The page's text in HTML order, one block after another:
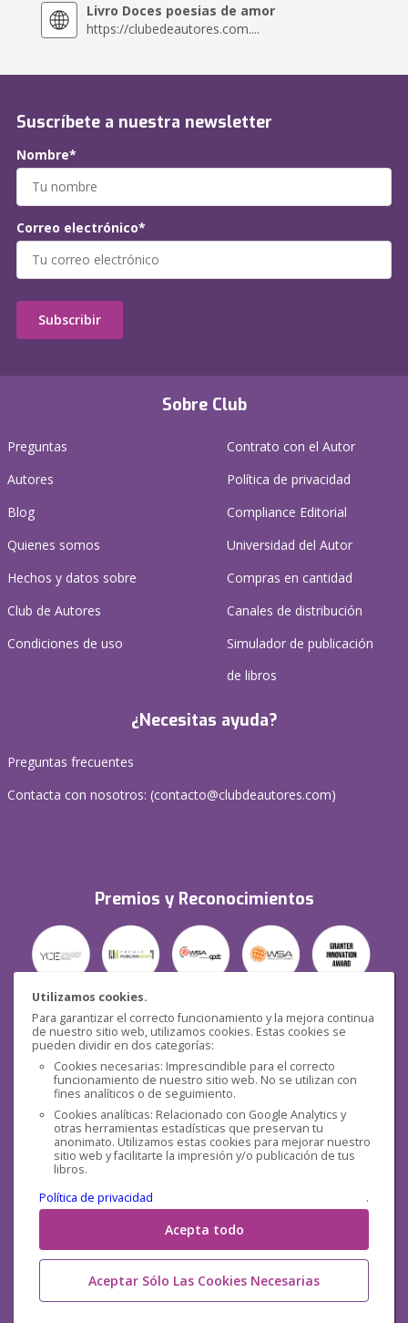
Utilizamos cookies.
Para garantizar el correcto funcionamiento y la mejora continua
de nuestro sitio web, utilizamos cookies. Estas cookies se
pueden dividir en dos categorías:
Cookies necesarias: Imprescindible para el correcto
funcionamiento de nuestro sitio web. No se utilizan con
fines analíticos o de seguimiento.
Cookies analíticas: Relacionado con Google Analytics y
otras herramientas estadísticas que preservan tu
anonimato. Utilizamos estas cookies para mejorar nuestro
sitio web y facilitarte la impresión y/o publicación de tus
libros.
Política de privacidad
.
Acepta todo
Aceptar Sólo Las Cookies Necesarias
Livro Doces poesias de amor
https://clubedeautores.com....
Sobre Club
Preguntas
Autores
Blog
Quienes somos
Hechos y datos sobre
Club de Autores
Condiciones de uso
Contrato con el Autor
Política de privacidad
Compliance Editorial
Universidad del Autor
Compras en cantidad
Canales de distribución
Simulador de publicación
de libros
¿Necesitas ayuda?
Preguntas frecuentes
Contacta con nosotros: (contacto@clubdeautores.com)
Premios y Reconocimientos
Seguridad
Redes sociales
Suscríbete a nuestra newsletter
Nombre*
Correo electrónico*
Subscribir